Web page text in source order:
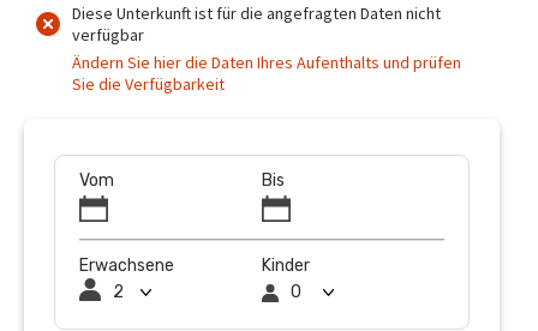
Diese Unterkunft ist für die angefragten Daten nicht
verfügbar
Ändern Sie hier die Daten Ihres Aufenthalts und prüfen
Sie die Verfügbarkeit
Vom Bis
Erwachsene Kinder